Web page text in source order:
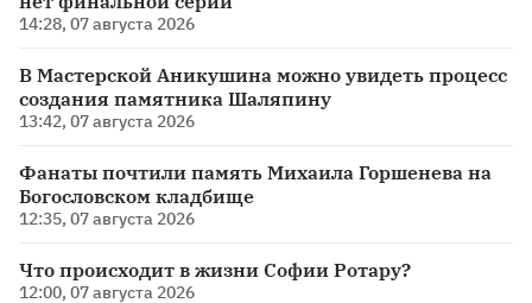
14:28, 07 августа 2026
В Мастерской Аникушина можно увидеть процесс
создания памятника Шаляпину
13:42, 07 августа 2026
Фанаты почтили память Михаила Горшенева на
Богословском кладбище
12:35, 07 августа 2026
Что происходит в жизни Софии Ротару?
12:00, 07 августа 2026